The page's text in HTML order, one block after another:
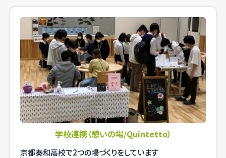
学校連携（憩いの場/Quintetto）
京都奏和高校で2つの場づくりをしています